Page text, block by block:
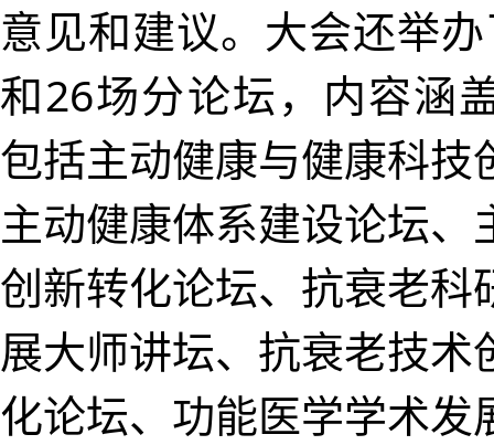
意见和建议。大会还举
和26场分论坛，内容涵
包括主动健康与健康科技
主动健康体系建设论坛、
创新转化论坛、抗衰老科
展大师讲坛、抗衰老技术
化论坛、功能医学学术发